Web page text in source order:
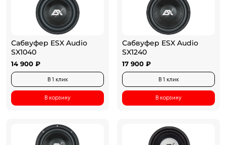
Сабвуфер ESX Audio
SX1040
14 900 ₽
В 1 клик
В корзину
Сабвуфер ESX Audio
SX1240
17 900 ₽
В 1 клик
В корзину